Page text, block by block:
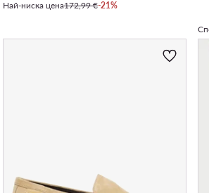
Най-ниска цена172,99 €-21%